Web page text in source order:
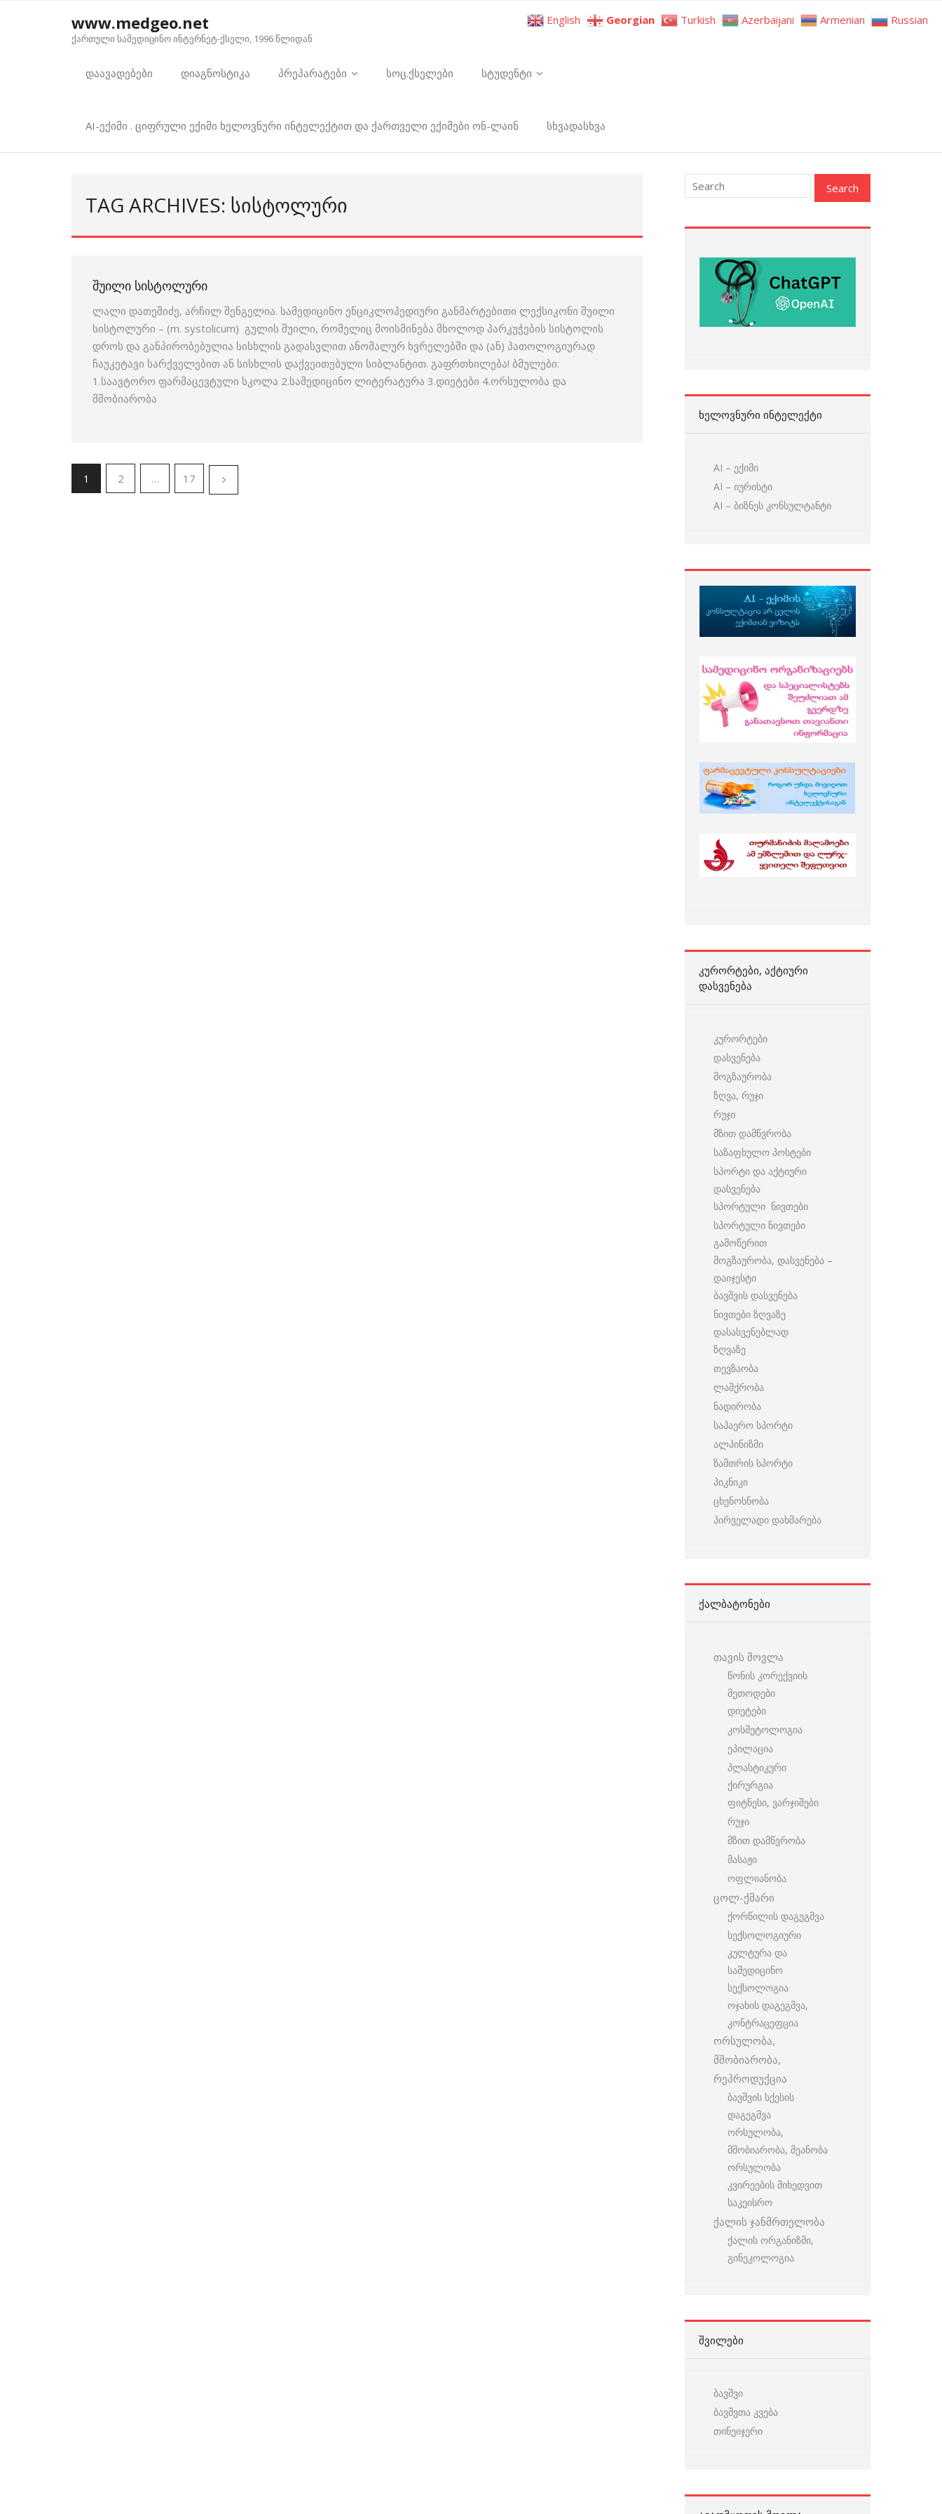
www.medgeo.net
ქართული სამედიცინო ინტერნეტ-ქსელი, 1996 წლიდან
დაავადებები დიაგნოსტიკა პრეპარატები სოც.ქსელები სტუდენტი
AI-ექიმი . ციფრული ექიმი ხელოვნური ინტელექტით და ქართველი ექიმები ონ-ლაინ სხვადასხვა
TAG ARCHIVES: ᲡᲘᲡᲢᲝᲚᲣᲠᲘ
ᲨᲣᲘᲚᲘ ᲡᲘᲡᲢᲝᲚᲣᲠᲘ
ლალი დათეშიძე, არჩილ შენგელია. სამედიცინო ენციკლოპედიური განმარტებითი ლექსიკონი შუილი
სისტოლური – (m. systolicum) გულის შუილი, რომელიც მოისმინება მხოლოდ პარკუჭების სისტოლის
დროს და განპირობებულია სისხლის გადასვლით ანომალურ ხვრელებში და (ან) პათოლოგიურად
ჩაუკეტავი სარქველებით ან სისხლის დაქვეითებული სიბლანტით. გაფრთხილება! ბმულები:
1.საავტორო ფარმაცევტული სკოლა 2.სამედიცინო ლიტერატურა 3.დიეტები 4.ორსულობა და
მშობიარობა
1 2 … 17
ᲮᲔᲚᲝᲕᲜᲣᲠᲘ ᲘᲜᲢᲔᲚᲔᲥᲢᲘ
AI – ექიმი
AI – იურისტი
AI – ბიზნეს კონსულტანტი
ᲙᲣᲠᲝᲠᲢᲔᲑᲘ, ᲐᲥᲢᲘᲣᲠᲘ
ᲓᲐᲡᲕᲔᲜᲔᲑᲐ
კურორტები
დასვენება
მოგზაურობა
ზღვა, რუჯი
რუჯი
მზით დამწვრობა
საზაფხულო პოსტები
სპორტი და აქტიური
დასვენება
სპორტული ნივთები
სპორტული ნივთები
გამოწერით
მოგზაურობა, დასვენება –
დაიჯესტი
ბავშვის დასვენება
ნივთები ზღვაზე
დასასვენებლად
ზღვაზე
თევზაობა
ლაშქრობა
ნადირობა
საჰაერო სპორტი
ალპინიზმი
ზამთრის სპორტი
პიკნიკი
ცხენოსნობა
პირველადი დახმარება
ᲥᲐᲚᲑᲐᲢᲝᲜᲔᲑᲘ
თავის მოვლა
წონის კორექვიის
მეთოდები
დიეტები
კოსმეტოლოგია
ეპილაცია
პლასტიკური
ქირურგია
ფიტნესი, ვარჯიშები
რუჯი
მზით დამწვრობა
მასაჟი
ოფლიანობა
ცოლ-ქმარი
ქორწილის დაგეგმვა
სექსოლოგიური
კულტურა და
სამედიცინო
სექსოლოგია
ოჯახის დაგეგმვა,
კონტრაცეფცია
ორსულობა,
მშობიარობა,
რეპროდუქცია
ბავშვის სქესის
დაგეგმვა
ორსულობა,
მშობიარობა, მეანობა
ორსულობა
კვირეების მიხედვით
საკეისრო
ქალის ჯანმრთელობა
ქალის ორგანიზმი,
გინეკოლოგია
ᲨᲕᲘᲚᲔᲑᲘ
ბავშვი
ბავშვთა კვება
თინეიჯერი
English Georgian Turkish Azerbaijani Armenian Russian